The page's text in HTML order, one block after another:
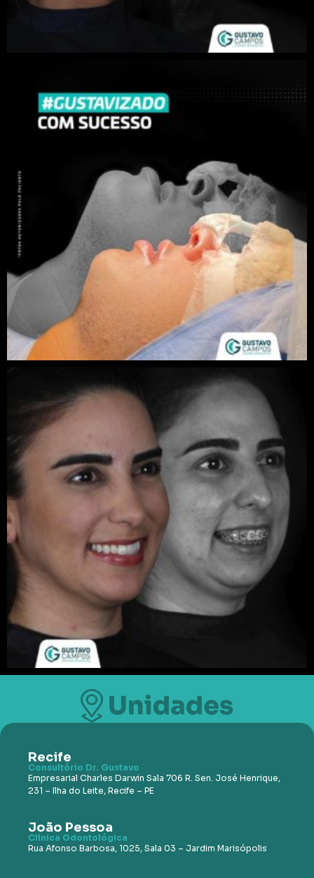
Recife
Consultório Dr. Gustavo
Empresarial Charles Darwin Sala 706 R. Sen. José Henrique,
231 – Ilha do Leite, Recife – PE
João Pessoa
Clínica Odontológica
Rua Afonso Barbosa, 1025, Sala 03 – Jardim Marisópolis